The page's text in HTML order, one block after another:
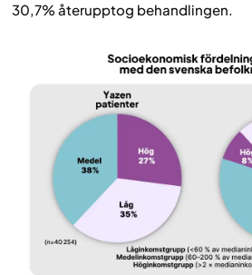
30,7% återupptog behandlingen.